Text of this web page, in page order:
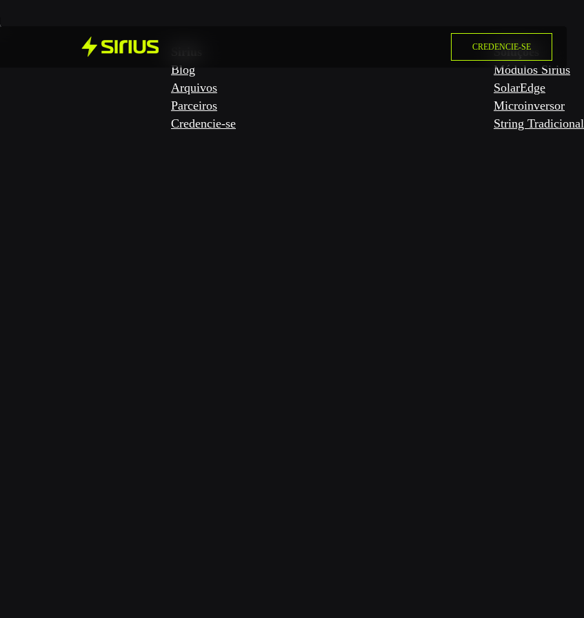
CREDENCIE-SE
Blog
Arquivos
Parceiros
Credencie-se
Soluções
Módulos Sirius
SolarEdge
Microinversor
String Tradicional